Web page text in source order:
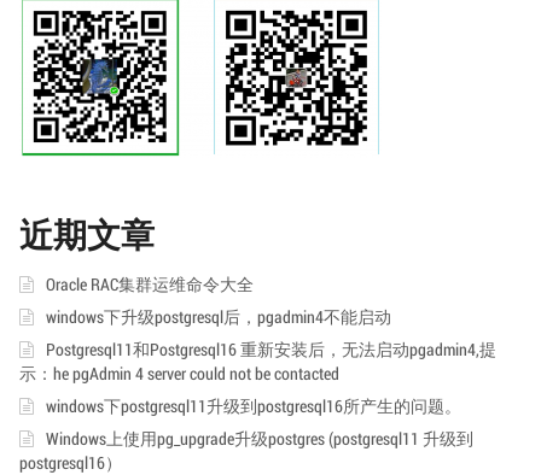
近期文章
Oracle RAC集群运维命令大全
windows下升级postgresql后，pgadmin4不能启动
Postgresql11和Postgresql16 重新安装后，无法启动pgadmin4,提
示：he pgAdmin 4 server could not be contacted
windows下postgresql11升级到postgresql16所产生的问题。
Windows上使用pg_upgrade升级postgres (postgresql11 升级到
postgresql16）